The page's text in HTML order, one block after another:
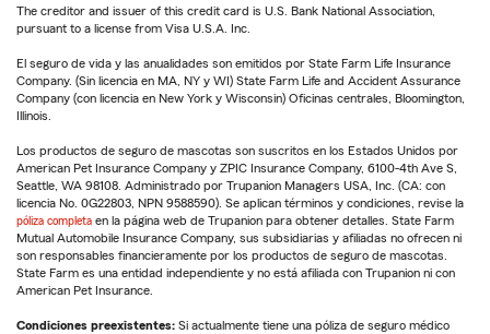
The creditor and issuer of this credit card is U.S. Bank National Association,
pursuant to a license from Visa U.S.A. Inc.
El seguro de vida y las anualidades son emitidos por State Farm Life Insurance
Company. (Sin licencia en MA, NY y WI) State Farm Life and Accident Assurance
Company (con licencia en New York y Wisconsin) Oficinas centrales, Bloomington,
Illinois.
Los productos de seguro de mascotas son suscritos en los Estados Unidos por
American Pet Insurance Company y ZPIC Insurance Company, 6100-4th Ave S,
Seattle, WA 98108. Administrado por Trupanion Managers USA, Inc. (CA: con
licencia No. 0G22803, NPN 9588590). Se aplican términos y condiciones, revise la
póliza completa en la página web de Trupanion para obtener detalles. State Farm
Mutual Automobile Insurance Company, sus subsidiarias y afiliadas no ofrecen ni
son responsables financieramente por los productos de seguro de mascotas.
State Farm es una entidad independiente y no está afiliada con Trupanion ni con
American Pet Insurance.
Condiciones preexistentes: Si actualmente tiene una póliza de seguro médico